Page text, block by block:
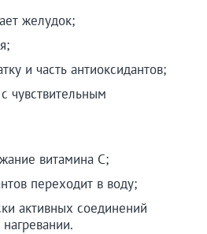
желудок;
и часть антиоксидантов;
чувствительным
витамина С;
переходит в воду;
активных соединений